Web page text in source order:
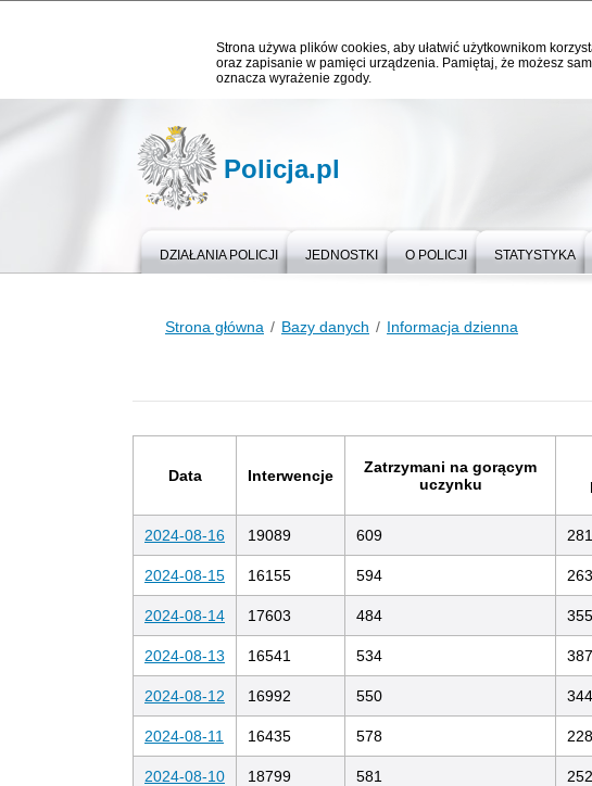
Strona używa plików cookies, aby ułatwić użytkownikom
oraz zapisanie w pamięci urządzenia. Pamiętaj, że możesz
oznacza wyrażenie zgody.
Policja.pl
DZIAŁANIA POLICJI JEDNOSTKI O POLICJI STATYSTYKA
Strona główna Bazy danych Informacja dzienna
Data Interwencje
Zatrzymani na gorącym
uczynku
2024-08-16 19089 609 281
2024-08-15 16155 594 263
2024-08-14 17603 484 355
2024-08-13 16541 534 387
2024-08-12 16992 550 344
2024-08-11 16435 578 228
2024-08-10 18799 581 252